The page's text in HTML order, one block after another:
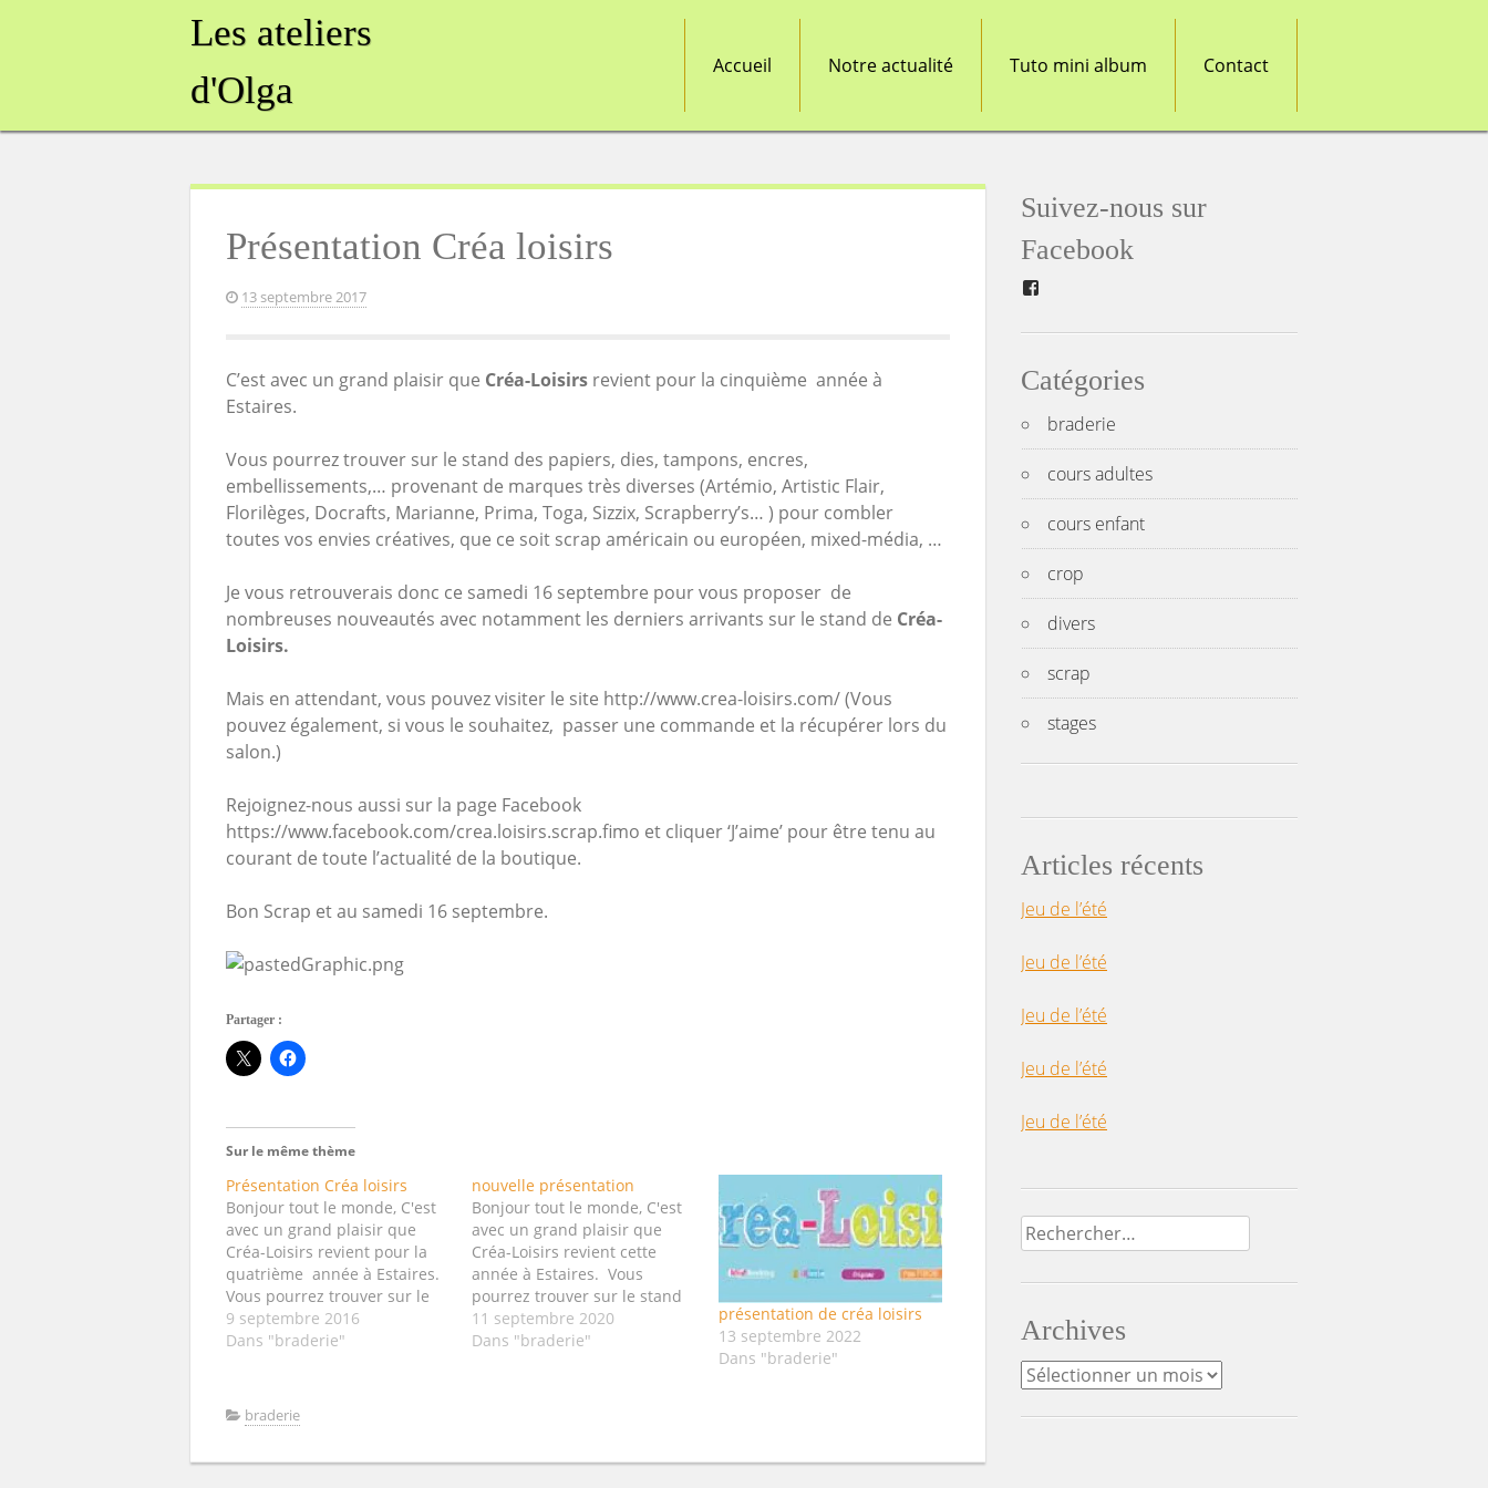
Les ateliers
d'Olga
Accueil Notre actualité Tuto mini album Contact
Présentation Créa loisirs
13 septembre 2017
C’est avec un grand plaisir que Créa-Loisirs revient pour la cinquième année à
Estaires.
Vous pourrez trouver sur le stand des papiers, dies, tampons, encres,
embellissements,… provenant de marques très diverses (Artémio, Artistic Flair,
Florilèges, Docrafts, Marianne, Prima, Toga, Sizzix, Scrapberry’s… ) pour combler
toutes vos envies créatives, que ce soit scrap américain ou européen, mixed-média, …
Je vous retrouverais donc ce samedi 16 septembre pour vous proposer de
nombreuses nouveautés avec notamment les derniers arrivants sur le stand de Créa-
Loisirs.
Mais en attendant, vous pouvez visiter le site http://www.crea-loisirs.com/ (Vous
pouvez également, si vous le souhaitez, passer une commande et la récupérer lors du
salon.)
Rejoignez-nous aussi sur la page Facebook
https://www.facebook.com/crea.loisirs.scrap.fimo et cliquer ‘J’aime’ pour être tenu au
courant de toute l’actualité de la boutique.
Bon Scrap et au samedi 16 septembre.
Partager :
Sur le même thème
Présentation Créa loisirs
Bonjour tout le monde, C'est
avec un grand plaisir que
Créa-Loisirs revient pour la
quatrième année à Estaires.
Vous pourrez trouver sur le
stand des papiers, dies,
tampons, encres,
(Artémio, Craft&You, Docrafts,
JoyCrafts, Marianne, Prima,
9 septembre 2016
Dans "braderie"
nouvelle présentation
Bonjour tout le monde, C'est
avec un grand plaisir que
Créa-Loisirs revient cette
année à Estaires. Vous
pourrez trouver sur le stand
des papiers, dies, tampons,
encres, embellissements pour
11 septembre 2020
Dans "braderie"
présentation de créa loisirs
13 septembre 2022
Dans "braderie"
braderie
Suivez-nous sur
Facebook
Catégories
braderie
cours adultes
cours enfant
crop
divers
scrap
stages
Articles récents
Jeu de l’été
Jeu de l’été
Jeu de l’été
Jeu de l’été
Jeu de l’été
Rechercher :
Archives
Archives